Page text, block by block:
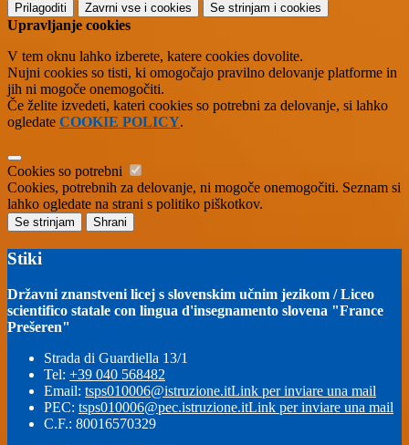
Prilagoditi Zavrni vse i cookies Se strinjam i cookies
Upravljanje cookies
V tem oknu lahko izberete, katere cookies dovolite.
Nujni cookies so tisti, ki omogočajo pravilno delovanje platforme in
jih ni mogoče onemogočiti.
Če želite izvedeti, kateri cookies so potrebni za delovanje, si lahko
ogledate COOKIE POLICY.
Cookies so potrebni
Cookies, potrebnih za delovanje, ni mogoče onemogočiti. Seznam si
lahko ogledate na strani s politiko piškotkov.
Se strinjam Shrani
Stiki
Državni znanstveni licej s slovenskim učnim jezikom / Liceo
scientifico statale con lingua d'insegnamento slovena "France
Prešeren"
Strada di Guardiella 13/1
Tel: +39 040 568482
Email: tsps010006@istruzione.itLink per inviare una mail
PEC: tsps010006@pec.istruzione.itLink per inviare una mail
C.F.: 80016570329